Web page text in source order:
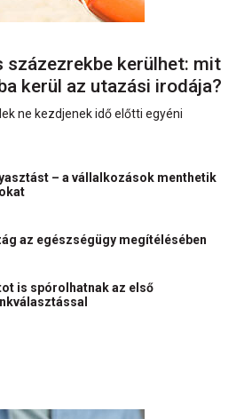
százezrekbe kerülhet: mit
kerül az utazási irodája?
ne kezdjenek idő előtti egyéni
– a vállalkozások menthetik
az egészségügy megítélésében
is spórolhatnak az első